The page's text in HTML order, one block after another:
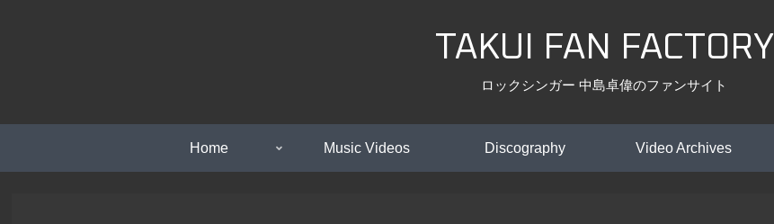
TAKUI FAN FACTORY
ロックシンガー 中島卓偉のファンサイト
Home Music Videos Discography Video Archives